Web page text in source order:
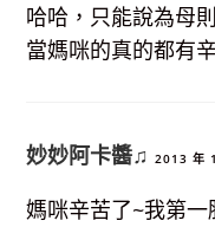
哈哈，只能說為母
當媽咪的真的都有
妙妙阿卡醬♫ 2013 年
媽咪辛苦了~我第